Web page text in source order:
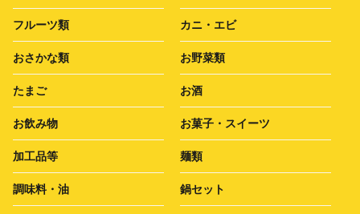
フルーツ類 カニ・エビ
おさかな類 お野菜類
たまご お酒
お飲み物 お菓子・スイーツ
加工品等 麺類
調味料・油 鍋セット